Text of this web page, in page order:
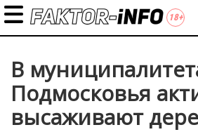
В
Подмосковья
высаживают